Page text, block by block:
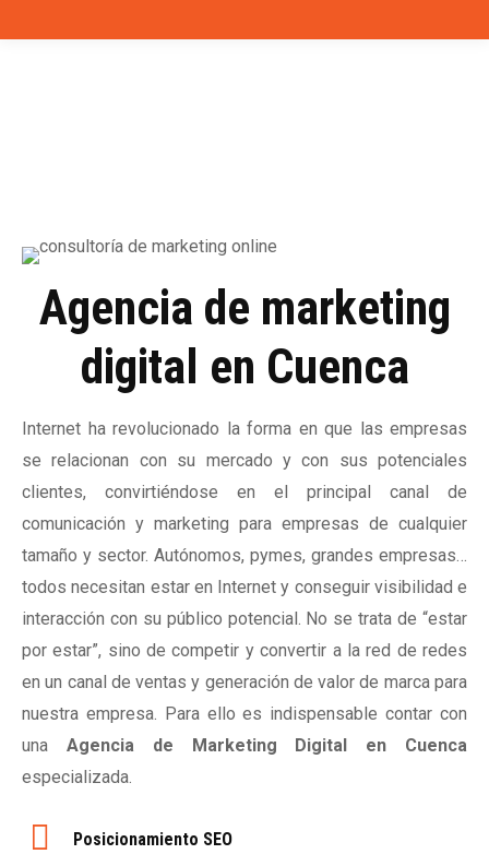
Agencia de marketing
digital en Cuenca
Internet ha revolucionado la forma en que las empresas
se relacionan con su mercado y con sus potenciales
clientes, convirtiéndose en el principal canal de
comunicación y marketing para empresas de cualquier
tamaño y sector. Autónomos, pymes, grandes empresas…
todos necesitan estar en Internet y conseguir visibilidad e
interacción con su público potencial. No se trata de “estar
por estar”, sino de competir y convertir a la red de redes
en un canal de ventas y generación de valor de marca para
nuestra empresa. Para ello es indispensable contar con
una Agencia de Marketing Digital en Cuenca
especializada.
Posicionamiento SEO